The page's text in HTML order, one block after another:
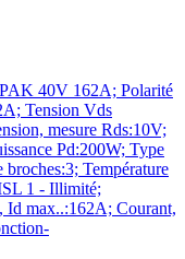
40V 162A; Polarité
Tension Vds
mesure Rds:10V;
Pd:200W; Type
Température
1 - Illimité;
max..:162A; Courant,